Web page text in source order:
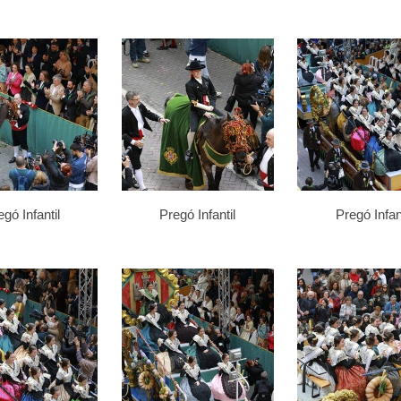
Infantil Pregó Infantil Pregó